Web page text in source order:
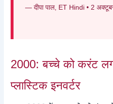
— दीपा पाल, ET Hindi • 2
2000: बच्चे को करंट
प्लास्टिक इनवर्टर